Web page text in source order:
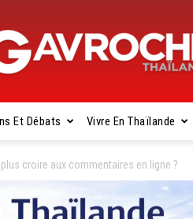
Gavroche
Et Débats Vivre En Thaïlande
plus croire aux commentaires en ligne ?